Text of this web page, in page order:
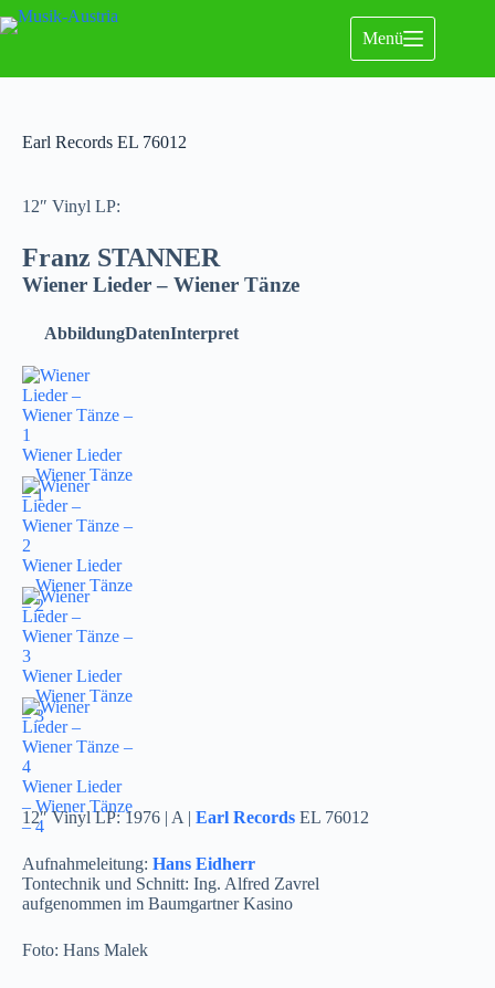
Menü
Earl Records EL 76012
12″ Vinyl LP:
Franz STANNER
Wiener Lieder – Wiener Tänze
AbbildungDatenInterpret
Wiener Lieder
– Wiener Tänze
– 1
Wiener Lieder
– Wiener Tänze
– 2
Wiener Lieder
– Wiener Tänze
– 3
Wiener Lieder
– Wiener Tänze
– 4
12″ Vinyl LP: 1976 | A | Earl Records EL 76012
Aufnahmeleitung: Hans Eidherr
Tontechnik und Schnitt: Ing. Alfred Zavrel
aufgenommen im Baumgartner Kasino
Foto: Hans Malek